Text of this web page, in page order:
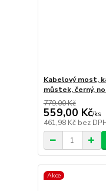
Kabelový most,
můstek, černý,
779,00 Kč
559,00 Kč/ks
461,98 Kč bez
Akce